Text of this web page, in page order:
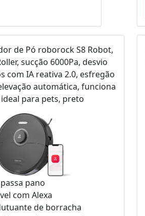
de Pó roborock S8 Robot,
sucção 6000Pa, desvio
com IA reativa 2.0, esfregão
automática, funciona
ideal para pets, preto
pano
com Alexa
de borracha